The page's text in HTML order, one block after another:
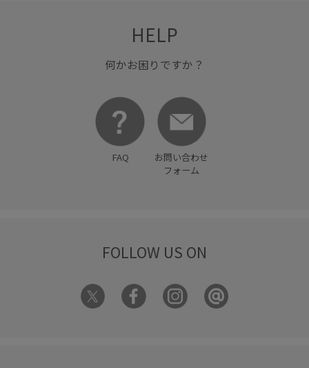
HELP
何かお困りですか？
FAQ
お問い合わせ
フォーム
FOLLOW US ON